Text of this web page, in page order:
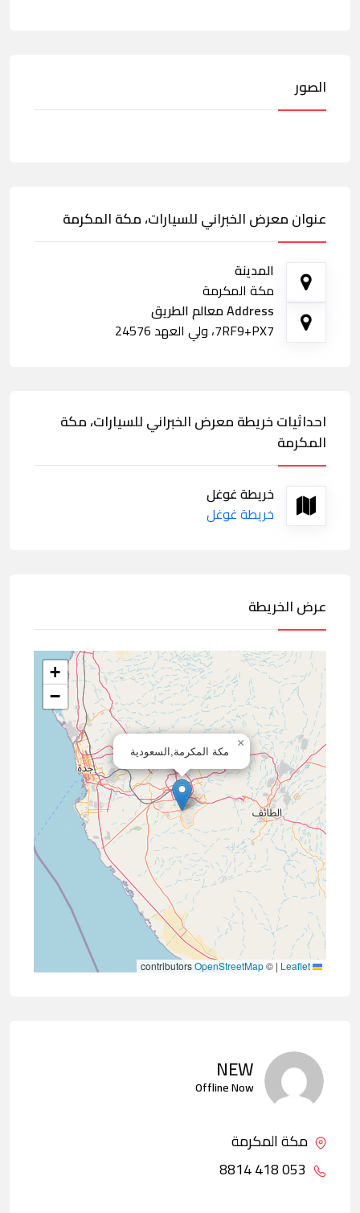
الصور
عنوان معرض الخبراني للسيارات، مكة المكرمة
المدينة
مكة المكرمة
Address معالم الطريق
7RF9+PX7، ولي العهد 24576
احداثيات خريطة معرض الخبراني للسيارات، مكة
المكرمة
خريطة غوغل
خريطة غوغل
عرض الخريطة
مكة المكرمة,السعودية
×
+
−
|
©
OpenStreetMap
NEW
Offline Now
مكة المكرمة